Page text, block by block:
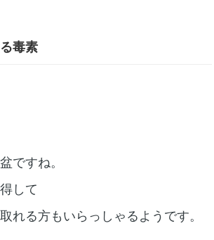
毒素
ですね。
して
れる方もいらっしゃるようです。